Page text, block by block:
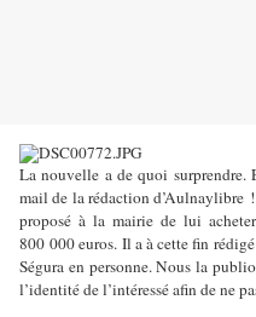
La nouvelle a de quoi surprendre.
mail de la rédaction d’Aulnaylibre
proposé à la mairie de lui
800 000 euros. Il a à cette fin
Ségura en personne. Nous la
l’identité de l’intéressé afin de ne